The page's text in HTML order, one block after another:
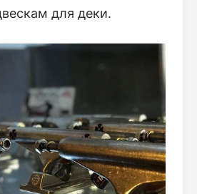
для деки.